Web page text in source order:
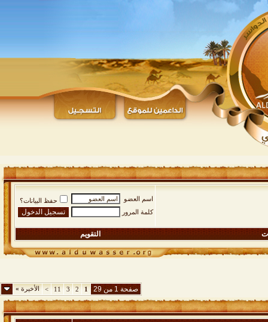
اسم العضو
حفظ البيانات؟
كلمة المرور
التقويم
صفحة 1 من 29 1
2
3
11
> الأخيرة»